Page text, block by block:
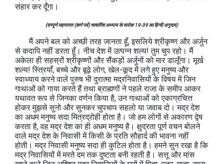
संहार कर दूँगा।
(सम्पूर्ण महाभारत (कर्ण पर्व) चत्वारिंश अध्याय के श्लोक 19-39 का हिन्दी अनुवाद)
मैं अपने बल को अच्छी तरह जानता हूँ, इसलिये श्रीकृष्ण और अर्जुन
से कदापि नहीं डरता हूँ। नीच देश में उत्पन्न शल्य! तुम चुप रहो। मैं
अकेला ही सहस्रों श्रीकृष्णों और सैंकड़ों अर्जुनों को मार डालूँगा। मूर्ख
शल्य! स्त्रियाँ, बच्चे और बूढ़े लोग, खेल-कूद में लगे हुए मनुष्य और
स्वाध्याय करने वाले पुरुष भी दुरात्मा मद्रनिवासियों के विषय में जिन
गाथाओं को गाया करते हैं तथा ब्राह्मणों ने पहले राजा के समीप आकर
यथावत रूप से जिनका वर्णन किया है, उन गाथाओं को एकाग्रचित्त
होकर मुझसे सुनो और सुनकर चुपचाप सहलो या जवाब दो। मद्र देश
का अधम मनुष्य सदा मित्रद्रोही होता है। जो हम लोगों से अकारण द्वेष
करता है, वह मद्र देश का ही अधम मनुष्य है। क्षुद्रता पूर्ण वचन बोलने
वाले मद्र देश के निवासी में किसी के प्रति सौहार्द की भावना नहीं
होती। मद्र निवासी मनुष्य सदा ही कुटिल होता है। हमने सुन रखा है कि
मद्र निवासियों में मरते दम तक दुष्टता बनी रहती है। सत्तू और मांस